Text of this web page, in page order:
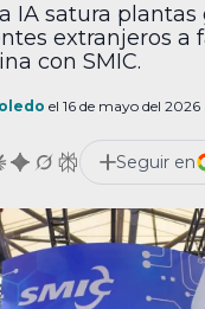
IA satura plantas
extranjeros a
con SMIC.
el 16 de mayo del
Seguir en